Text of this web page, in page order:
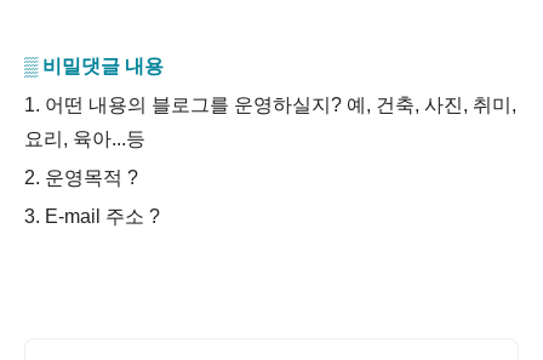
▒ 비밀댓글 내용
1. 어떤 내용의 블로그를 운영하실지? 예, 건축, 사진, 취미,
요리, 육아...등
2. 운영목적 ?
3. E-mail 주소 ?